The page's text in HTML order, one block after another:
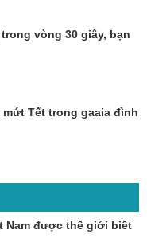
vòng 30 giây, bạn
Tết trong gaaia đình
Nam được thế giới biết